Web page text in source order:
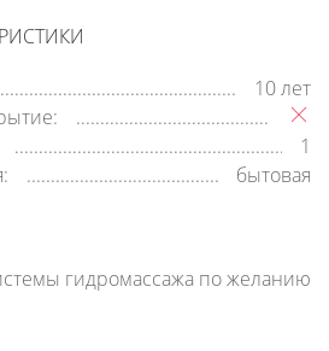
10 лет
1
бытовая
гидромассажа по желанию